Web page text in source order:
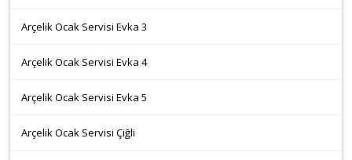
Arçelik Ocak Servisi Evka 3
Arçelik Ocak Servisi Evka 4
Arçelik Ocak Servisi Evka 5
Arçelik Ocak Servisi Çiğli